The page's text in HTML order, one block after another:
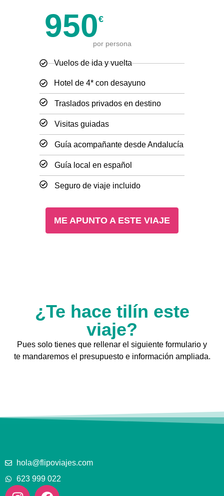
950€
por persona
Vuelos de ida y vuelta
Hotel de 4* con desayuno
Traslados privados en destino
Visitas guiadas
Guía acompañante desde Andalucía
Guía local en español
Seguro de viaje incluido
ME APUNTO A ESTE VIAJE
¿Te hace tilín este
viaje?
Pues solo tienes que rellenar el siguiente formulario y
te mandaremos el presupuesto e información ampliada.
hola@flipoviajes.com
623 999 022